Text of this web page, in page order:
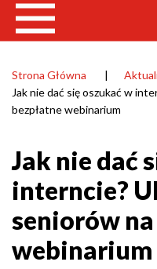
Gmina
Raszyn
Ścieżka
nawigacyjna
Strona Główna
Jak nie dać się oszukać w
bezpłatne webinarium
Jak nie dać
interncie?
seniorów na
webinarium